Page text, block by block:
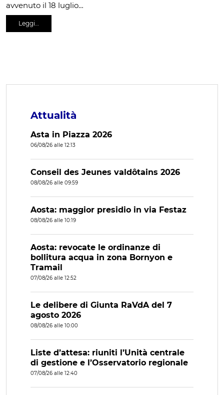
avvenuto il 18 luglio…
Leggi…
Attualità
Asta in Piazza 2026
06/08/26 alle 12:13
Conseil des Jeunes valdôtains 2026
08/08/26 alle 09:59
Aosta: maggior presidio in via Festaz
08/08/26 alle 10:19
Aosta: revocate le ordinanze di
bollitura acqua in zona Bornyon e
Tramail
07/08/26 alle 12:52
Le delibere di Giunta RaVdA del 7
agosto 2026
08/08/26 alle 10:00
Liste d’attesa: riuniti l’Unità centrale
di gestione e l’Osservatorio regionale
07/08/26 alle 12:40